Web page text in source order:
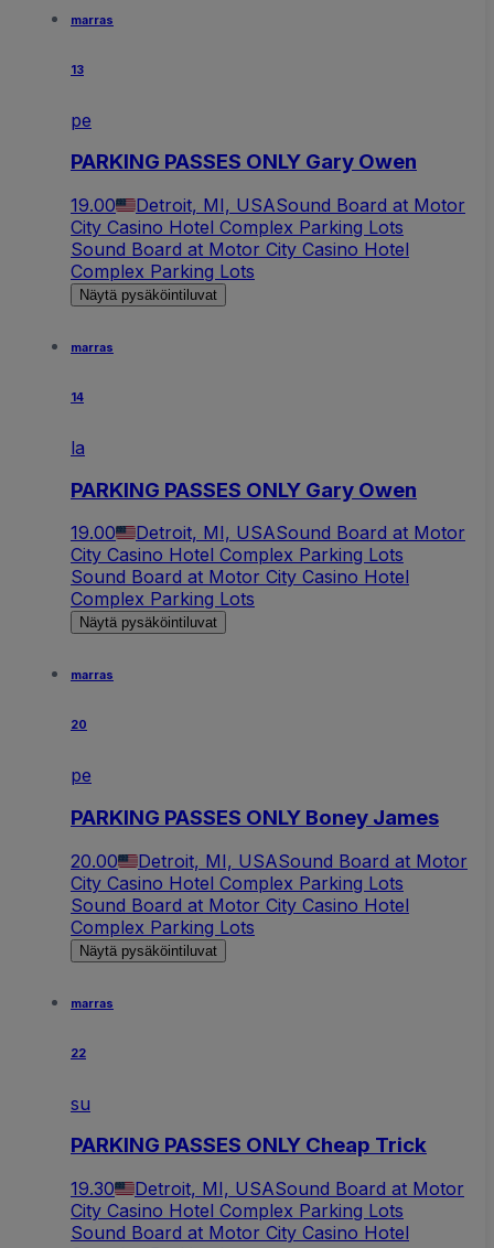
marras
13
pe
PARKING PASSES ONLY Gary Owen
19.00 Detroit, MI, USASound Board at Motor
City Casino Hotel Complex Parking Lots
Sound Board at Motor City Casino Hotel
Complex Parking Lots
Näytä pysäköintiluvat
marras
14
la
PARKING PASSES ONLY Gary Owen
19.00 Detroit, MI, USASound Board at Motor
City Casino Hotel Complex Parking Lots
Sound Board at Motor City Casino Hotel
Complex Parking Lots
Näytä pysäköintiluvat
marras
20
pe
PARKING PASSES ONLY Boney James
20.00 Detroit, MI, USASound Board at Motor
City Casino Hotel Complex Parking Lots
Sound Board at Motor City Casino Hotel
Complex Parking Lots
Näytä pysäköintiluvat
marras
22
su
PARKING PASSES ONLY Cheap Trick
19.30 Detroit, MI, USASound Board at Motor
City Casino Hotel Complex Parking Lots
Sound Board at Motor City Casino Hotel